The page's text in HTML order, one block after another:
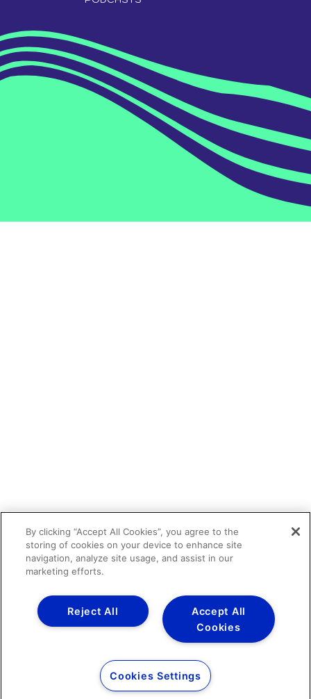
By clicking “Accept All Cookies”, you agree to the
storing of cookies on your device to enhance site
navigation, analyze site usage, and assist in our
marketing efforts.
Accept All
Cookies
Reject All
Cookies Settings